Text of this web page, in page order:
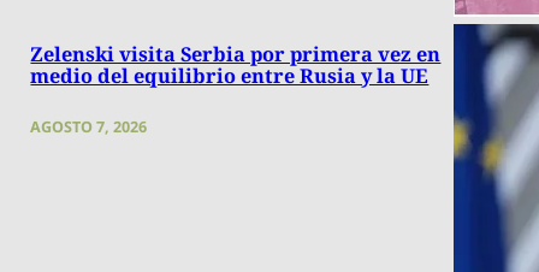
Zelenski visita Serbia por primera vez en
medio del equilibrio entre Rusia y la UE
AGOSTO 7, 2026